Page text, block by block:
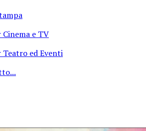
Cinema e TV
Teatro ed Eventi